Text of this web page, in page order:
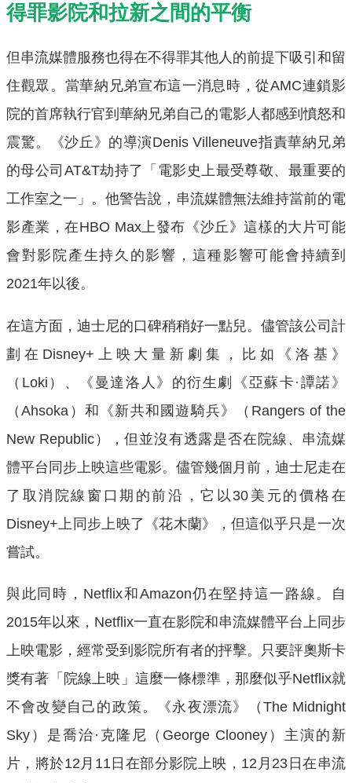
得罪影院和拉新之間的平衡
但串流媒體服務也得在不得罪其他人的前提下吸引和留
住觀眾。當華納兄弟宣布這一消息時，從AMC連鎖影
院的首席執行官到華納兄弟自己的電影人都感到憤怒和
震驚。《沙丘》的導演Denis Villeneuve指責華納兄弟
的母公司AT&T劫持了「電影史上最受尊敬、最重要的
工作室之一」。他警告說，串流媒體無法維持當前的電
影產業，在HBO Max上發布《沙丘》這樣的大片可能
會對影院產生持久的影響，這種影響可能會持續到
2021年以後。
在這方面，迪士尼的口碑稍稍好一點兒。儘管該公司計
劃在Disney+上映大量新劇集，比如《洛基》
（Loki）、《曼達洛人》的衍生劇《亞蘇卡·譚諾》
（Ahsoka）和《新共和國遊騎兵》（Rangers of the
New Republic），但並沒有透露是否在院線、串流媒
體平台同步上映這些電影。儘管幾個月前，迪士尼走在
了取消院線窗口期的前沿，它以30美元的價格在
Disney+上同步上映了《花木蘭》，但這似乎只是一次
嘗試。
與此同時，Netflix和Amazon仍在堅持這一路線。自
2015年以來，Netflix一直在影院和串流媒體平台上同步
上映電影，經常受到影院所有者的抨擊。只要評奧斯卡
獎有著「院線上映」這麼一條標準，那麼似乎Netflix就
不會改變自己的政策。《永夜漂流》（The Midnight
Sky）是喬治·克隆尼（George Clooney）主演的新
片，將於12月11日在部分影院上映，12月23日在串流